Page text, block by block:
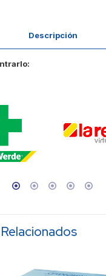
Descripción